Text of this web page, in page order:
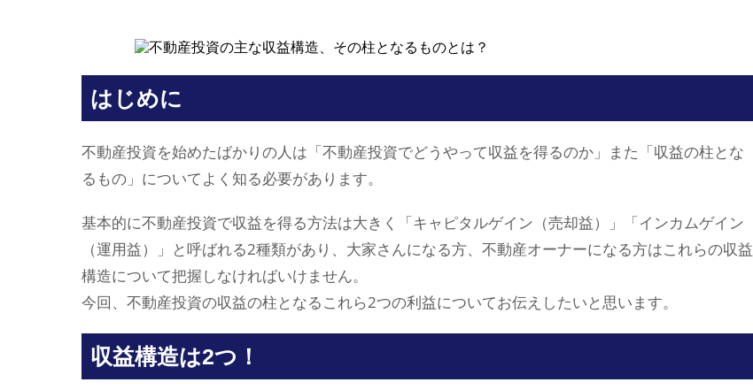
はじめに
不動産投資を始めたばかりの人は「不動産投資でどうやって収益を得るのか」また「収益の柱とな
るもの」についてよく知る必要があります。
基本的に不動産投資で収益を得る方法は大きく「キャピタルゲイン（売却益）」「インカムゲイン
（運用益）」と呼ばれる2種類があり、大家さんになる方、不動産オーナーになる方はこれらの収益
構造について把握しなければいけません。
今回、不動産投資の収益の柱となるこれら2つの利益についてお伝えしたいと思います。
収益構造は2つ！